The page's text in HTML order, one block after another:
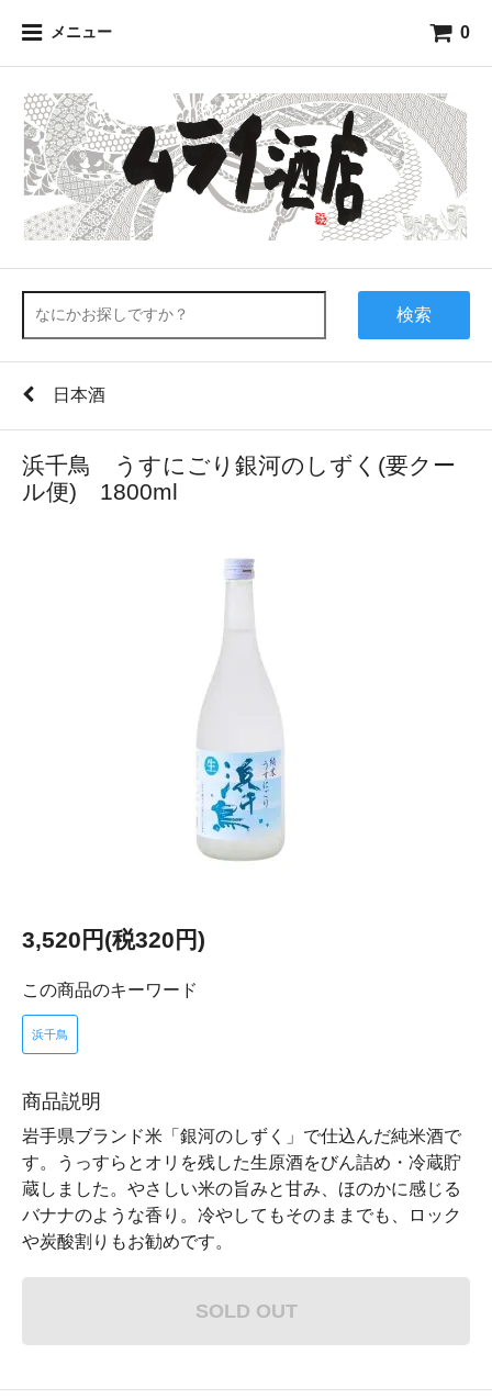
メニュー 0
検索
日本酒
浜千鳥 うすにごり銀河のしずく(要クー
ル便) 1800ml
3,520円(税320円)
この商品のキーワード
浜千鳥
商品説明
岩手県ブランド米「銀河のしずく」で仕込んだ純米酒で
す。うっすらとオリを残した生原酒をびん詰め・冷蔵貯
蔵しました。やさしい米の旨みと甘み、ほのかに感じる
バナナのような香り。冷やしてもそのままでも、ロック
や炭酸割りもお勧めです。
SOLD OUT